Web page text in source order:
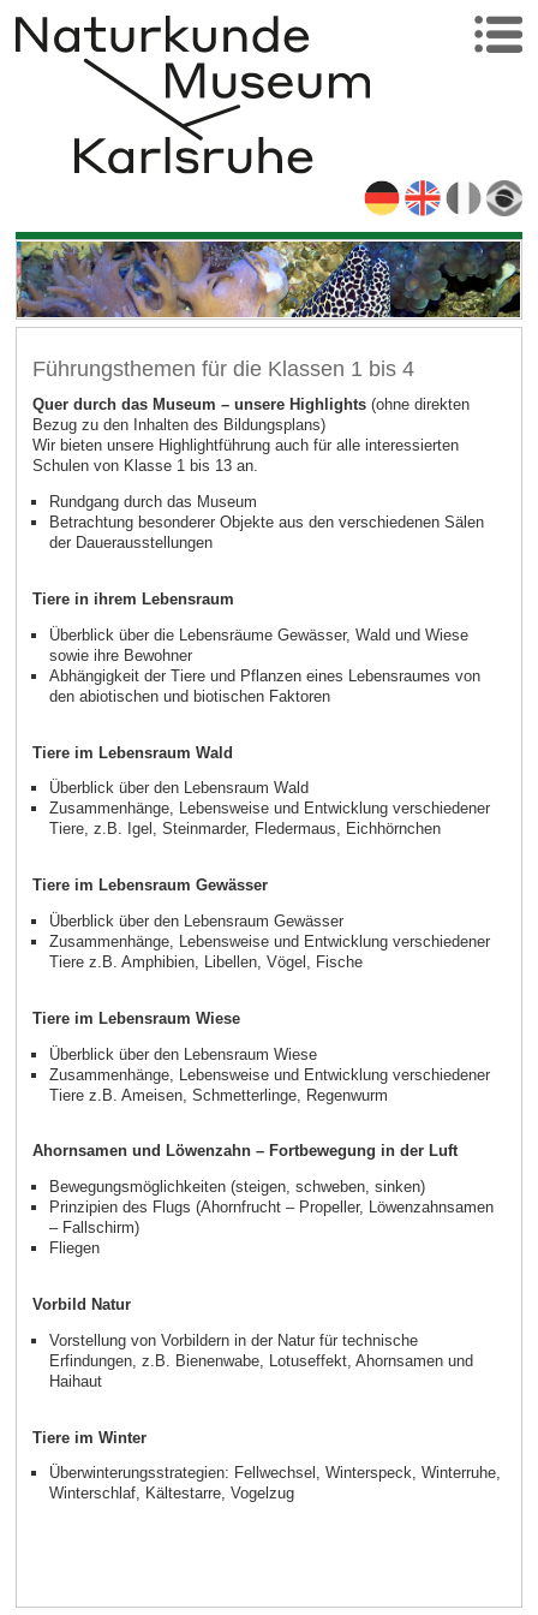
Führungsthemen für die Klassen 1 bis 4
Quer durch das Museum – unsere Highlights (ohne direkten
Bezug zu den Inhalten des Bildungsplans)
Wir bieten unsere Highlightführung auch für alle interessierten
Schulen von Klasse 1 bis 13 an.
Rundgang durch das Museum
Betrachtung besonderer Objekte aus den verschiedenen Sälen
der Dauerausstellungen
Tiere in ihrem Lebensraum
Überblick über die Lebensräume Gewässer, Wald und Wiese
sowie ihre Bewohner
Abhängigkeit der Tiere und Pflanzen eines Lebensraumes von
den abiotischen und biotischen Faktoren
Tiere im Lebensraum Wald
Überblick über den Lebensraum Wald
Zusammenhänge, Lebensweise und Entwicklung verschiedener
Tiere, z.B. Igel, Steinmarder, Fledermaus, Eichhörnchen
Tiere im Lebensraum Gewässer
Überblick über den Lebensraum Gewässer
Zusammenhänge, Lebensweise und Entwicklung verschiedener
Tiere z.B. Amphibien, Libellen, Vögel, Fische
Tiere im Lebensraum Wiese
Überblick über den Lebensraum Wiese
Zusammenhänge, Lebensweise und Entwicklung verschiedener
Tiere z.B. Ameisen, Schmetterlinge, Regenwurm
Ahornsamen und Löwenzahn – Fortbewegung in der Luft
Bewegungsmöglichkeiten (steigen, schweben, sinken)
Prinzipien des Flugs (Ahornfrucht – Propeller, Löwenzahnsamen
– Fallschirm)
Fliegen
Vorbild Natur
Vorstellung von Vorbildern in der Natur für technische
Erfindungen, z.B. Bienenwabe, Lotuseffekt, Ahornsamen und
Haihaut
Tiere im Winter
Überwinterungsstrategien: Fellwechsel, Winterspeck, Winterruhe,
Winterschlaf, Kältestarre, Vogelzug